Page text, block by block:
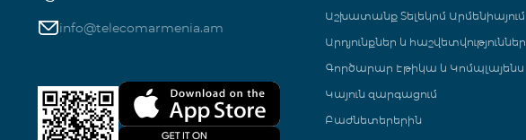
info@telecomarmenia.am
Աշխատանք Տելեկոմ Արմենիայում
Արդյունքներ և հաշվետվություններ
Գործարար Էթիկա և Կոմպլայենս
Կայուն զարգացում
Բաժնետերերին